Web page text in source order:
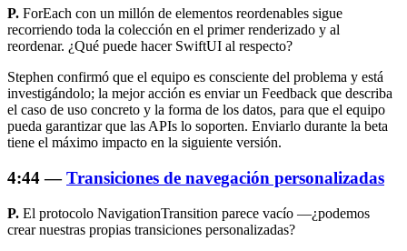
P. ForEach con un millón de elementos reordenables sigue
recorriendo toda la colección en el primer renderizado y al
reordenar. ¿Qué puede hacer SwiftUI al respecto?
Stephen confirmó que el equipo es consciente del problema y está
investigándolo; la mejor acción es enviar un Feedback que describa
el caso de uso concreto y la forma de los datos, para que el equipo
pueda garantizar que las APIs lo soporten. Enviarlo durante la beta
tiene el máximo impacto en la siguiente versión.
4:44 —Transiciones de navegación personalizadas
P. El protocolo NavigationTransition parece vacío —¿podemos
crear nuestras propias transiciones personalizadas?